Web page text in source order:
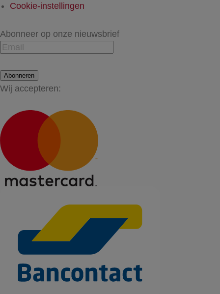
Cookie-instellingen
Abonneer op onze nieuwsbrief
Abonneren
Wij accepteren: